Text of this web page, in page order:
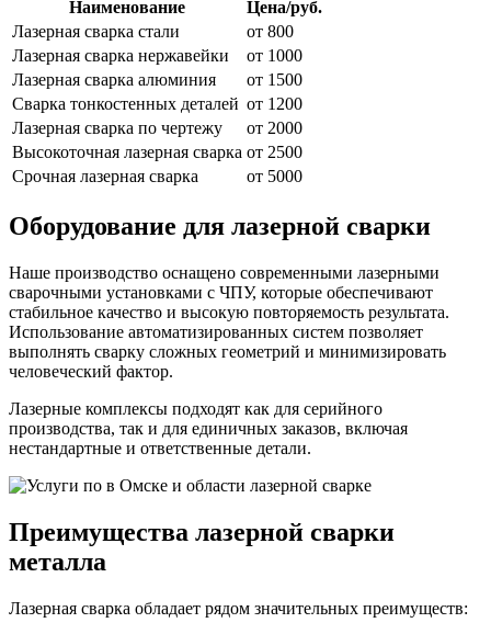
Наименование
Цена/руб.
Лазерная сварка стали
от 800
Лазерная сварка нержавейки
от 1000
Лазерная сварка алюминия
от 1500
Сварка тонкостенных деталей от 1200
Лазерная сварка по чертежу
от 2000
Высокоточная лазерная сварка от 2500
Срочная лазерная сварка
от 5000
Оборудование для лазерной сварки
Наше производство оснащено современными лазерными
сварочными установками с ЧПУ, которые обеспечивают
стабильное качество и высокую повторяемость результата.
Использование автоматизированных систем позволяет
выполнять сварку сложных геометрий и минимизировать
человеческий фактор.
Лазерные комплексы подходят как для серийного
производства, так и для единичных заказов, включая
нестандартные и ответственные детали.
Преимущества лазерной сварки
металла
Лазерная сварка обладает рядом значительных преимуществ: